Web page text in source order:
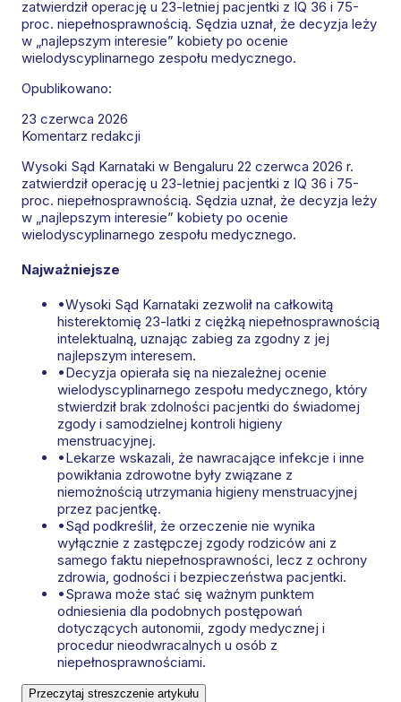
zatwierdził operację u 23-letniej pacjentki z IQ 36 i 75-
proc. niepełnosprawnością. Sędzia uznał, że decyzja leży
w „najlepszym interesie” kobiety po ocenie
wielodyscyplinarnego zespołu medycznego.
Opublikowano:
23 czerwca 2026
Komentarz redakcji
Wysoki Sąd Karnataki w Bengaluru 22 czerwca 2026 r.
zatwierdził operację u 23-letniej pacjentki z IQ 36 i 75-
proc. niepełnosprawnością. Sędzia uznał, że decyzja leży
w „najlepszym interesie” kobiety po ocenie
wielodyscyplinarnego zespołu medycznego.
Najważniejsze
•Wysoki Sąd Karnataki zezwolił na całkowitą
histerektomię 23-latki z ciężką niepełnosprawnością
intelektualną, uznając zabieg za zgodny z jej
najlepszym interesem.
•Decyzja opierała się na niezależnej ocenie
wielodyscyplinarnego zespołu medycznego, który
stwierdził brak zdolności pacjentki do świadomej
zgody i samodzielnej kontroli higieny
menstruacyjnej.
•Lekarze wskazali, że nawracające infekcje i inne
powikłania zdrowotne były związane z
niemożnością utrzymania higieny menstruacyjnej
przez pacjentkę.
•Sąd podkreślił, że orzeczenie nie wynika
wyłącznie z zastępczej zgody rodziców ani z
samego faktu niepełnosprawności, lecz z ochrony
zdrowia, godności i bezpieczeństwa pacjentki.
•Sprawa może stać się ważnym punktem
odniesienia dla podobnych postępowań
dotyczących autonomii, zgody medycznej i
procedur nieodwracalnych u osób z
niepełnosprawnościami.
Przeczytaj streszczenie artykułu